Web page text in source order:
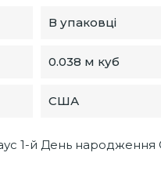
В упаковці
0.038 м куб
США
1-й День народження